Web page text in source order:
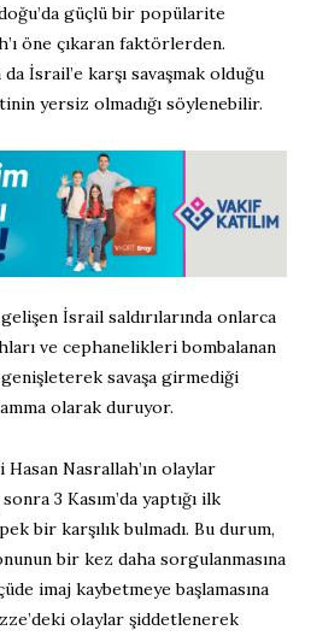
güçlü bir popülarite
öne çıkaran faktörlerden.
İsrail’e karşı savaşmak olduğu
yersiz olmadığı söylenebilir.
İsrail saldırılarında onlarca
ve cephanelikleri bombalanan
savaşa girmediği
olarak duruyor.
Nasrallah’ın olaylar
3 Kasım’da yaptığı ilk
bir karşılık bulmadı. Bu durum,
bir kez daha sorgulanmasına
imaj kaybetmeye başlamasına
olaylar şiddetlenerek